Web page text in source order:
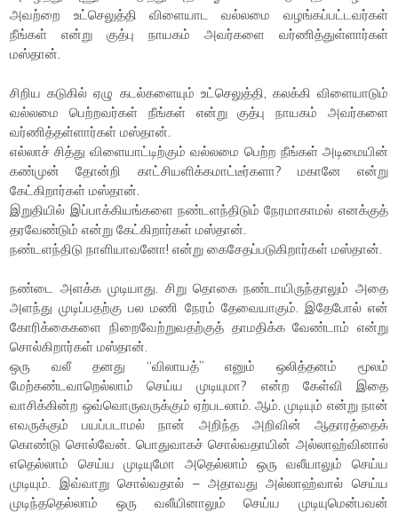
அவற்றை உட்செலுத்தி விளையாட வல்லமை வழங்கப்பட்டவர்கள்
நீங்கள் என்று குத்பு நாயகம் அவர்களை வர்ணித்துள்ளார்கள்
மஸ்தான்.
சிறிய கடுகில் ஏழு கடல்களையும் உட்செலுத்தி, கலக்கி விளையாடும்
வல்லமை பெற்றவர்கள் நீங்கள் என்று குத்பு நாயகம் அவர்களை
வர்ணித்தள்ளார்கள் மஸ்தான்.
எல்லாச் சித்து விளையாட்டிற்கும் வல்லமை பெற்ற நீங்கள் அடிமையின்
கண்முன் தோன்றி காட்சியளிக்கமாட்டீர்களா? மகானே என்று
கேட்கிறார்கள் மஸ்தான்.
இறுதியில் இப்பாக்கியங்களை நண்டளந்திடும் நேரமாகாமல் எனக்குத்
தரவேண்டும் என்று கேட்கிறார்கள் மஸ்தான்.
நண்டளந்திடு நாளியாவனோ! என்று கைசேதப்படுகிறார்கள் மஸ்தான்.
நண்டை அளக்க முடியாது. சிறு தொகை நண்டாயிருந்தாலும் அதை
அளந்து முடிப்பதற்கு பல மணி நேரம் தேவையாகும். இதேபோல் என்
கோரிக்கைகளை நிறைவேற்றுவதற்குத் தாமதிக்க வேண்டாம் என்று
சொல்கிறார்கள் மஸ்தான்.
ஒரு வலீ தனது “விலாயத்” எனும் ஒலித்தனம் மூலம்
மேற்கண்டவாறெல்லாம் செய்ய முடியுமா? என்ற கேள்வி இதை
வாசிக்கின்ற ஒவ்வொருவருக்கும் ஏற்படலாம். ஆம். முடியும் என்று நான்
எவருக்கும் பயப்படாமல் நான் அறிந்த அறிவின் ஆதாரத்தைக்
கொண்டு சொல்வேன். பொதுவாகச் சொல்வதாயின் அல்லாஹ்வினால்
எதெல்லாம் செய்ய முடியுமோ அதெல்லாம் ஒரு வலீயாலும் செய்ய
முடியும். இவ்வாறு சொல்வதால் – அதாவது அல்லாஹ்வால் செய்ய
முடிந்ததெல்லாம் ஒரு வலீயினாலும் செய்ய முடியுமென்பவன்